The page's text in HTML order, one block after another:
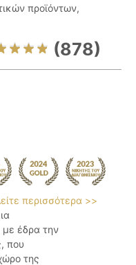
προϊόντων,
(878)
περισσότερα >>
με έδρα την
που
της